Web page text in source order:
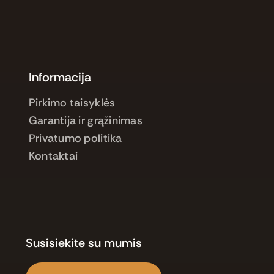
Informacija
Pirkimo taisyklės
Garantija ir grąžinimas
Privatumo politika
Kontaktai
Susisiekite su mumis